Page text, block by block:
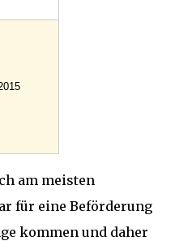
am meisten
für eine Beförderung
kommen und daher